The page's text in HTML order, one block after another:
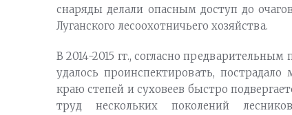
снаряды делали опасным доступ до
Луганского лесоохотничьего хозяйства.
В 2014-2015 гг., согласно
удалось проинспектировать,
краю степей и суховеев быстро
труд нескольких поколений